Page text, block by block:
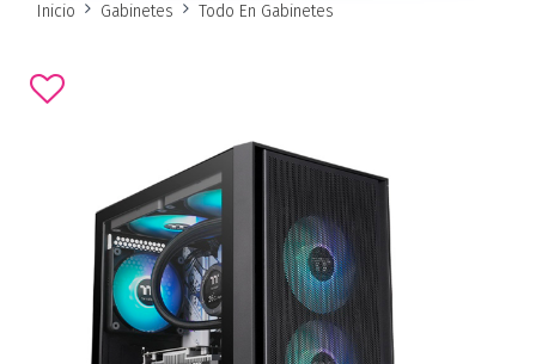
Inicio Gabinetes Todo En Gabinetes